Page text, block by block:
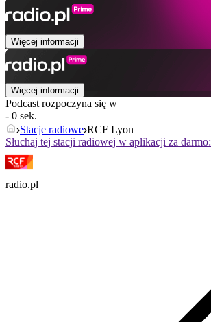
Więcej informacji
Więcej informacji
Podcast rozpoczyna się w
- 0 sek.
Stacje radiowe RCF Lyon
Słuchaj tej stacji radiowej w aplikacji za darmo:
radio.pl